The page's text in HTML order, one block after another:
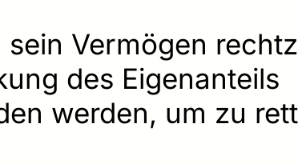
Vermögen
des Eigenanteils
werden, um zu